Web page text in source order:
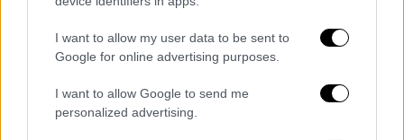
I want to allow my user data to be sent to
Google for online advertising purposes.
I want to allow Google to send me
personalized advertising.
Η κοπέλα φέρεται να περίμενε φίλους στο
σπίτι και άφησε την εξώπορτα μισάνοιχτη